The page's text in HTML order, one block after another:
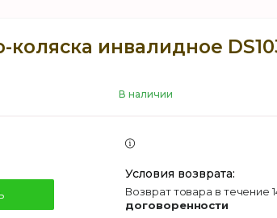
коляска инвалидное
В наличии
возврат товара в течение
договоренности